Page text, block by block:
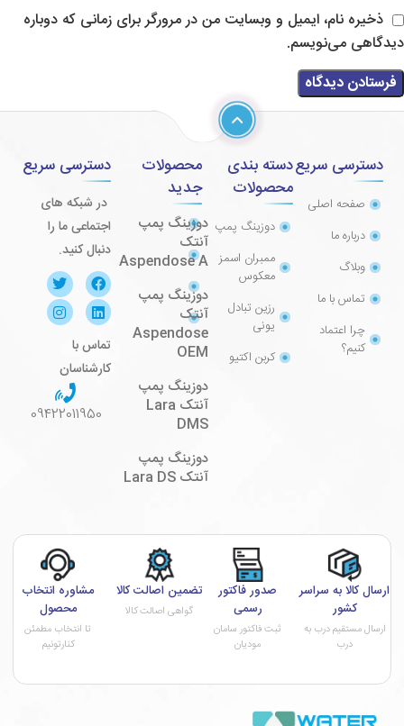
ذخیره نام، ایمیل و وبسایت من در مرورگر برای زمانی که دوباره
دیدگاهی می‌نویسم.
دسترسی سریع
صفحه اصلی
درباره ما
وبلاگ
تماس با ما
چرا اعتماد
کنیم؟
دسته بندی
محصولات
دوزینگ پمپ
ممبران اسمز
معکوس
رزین تبادل
یونی
کربن اکتیو
محصولات
جدید
دوزینگ پمپ
آنتک
Aspendose A
دوزینگ پمپ
آنتک
Aspendose
OEM
دوزینگ پمپ
آنتک Lara
DMS
دوزینگ پمپ
آنتک Lara DS
دسترسی سریع
در شبکه های
اجتماعی ما را
دنبال کنید.
تماس با
کارشناسان
09422011950
ارسال کالا به سراسر
کشور
ارسال مستقیم درب به
درب
صدور فاکتور
رسمی
ثبت فاکتور سامان
مودیان
تضمین اصالت کالا
گواهی اصالت کالا
مشاوره انتخاب
محصول
تا انتخاب مطمئن
کنارتونیم